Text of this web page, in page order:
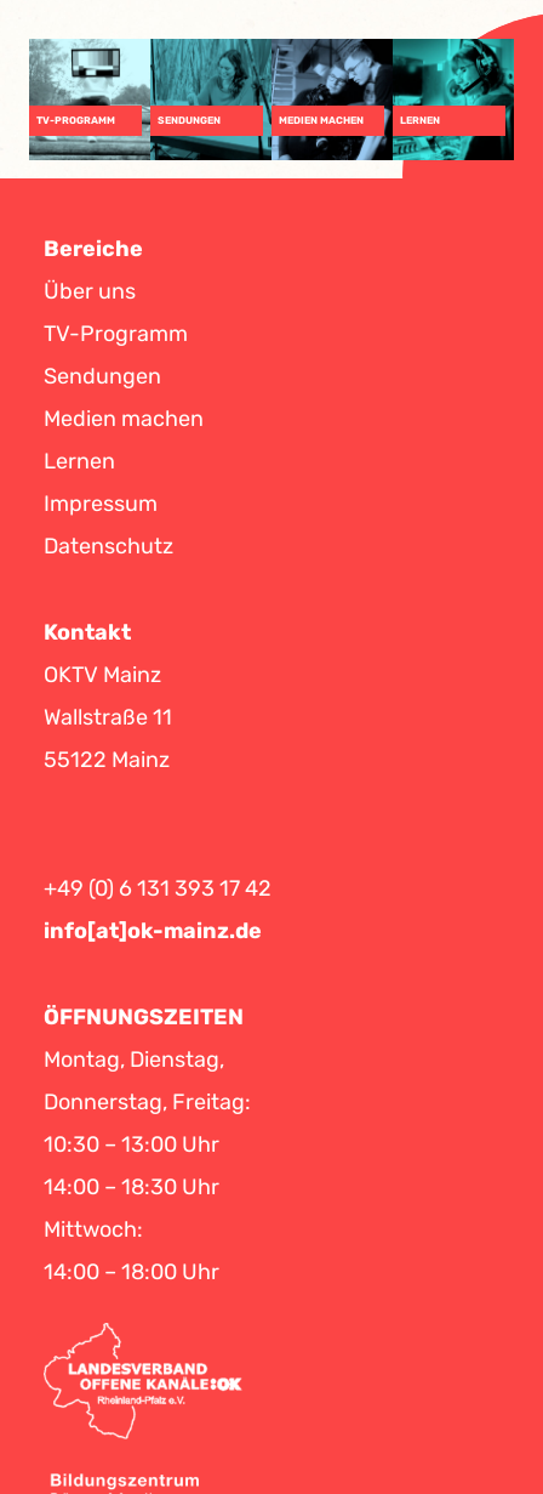
TV-PROGRAMM SENDUNGEN MEDIEN MACHEN LERNEN
Bereiche
Über uns
TV-Programm
Sendungen
Medien machen
Lernen
Impressum
Datenschutz
Kontakt
OKTV Mainz
Wallstraße 11
55122 Mainz
+49 (0) 6 131 393 17 42
info[at]ok-mainz.de
ÖFFNUNGSZEITEN
Montag, Dienstag,
Donnerstag, Freitag:
10:30 – 13:00 Uhr
14:00 – 18:30 Uhr
Mittwoch:
14:00 – 18:00 Uhr